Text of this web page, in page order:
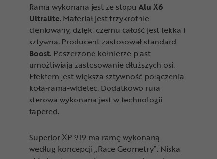
Rama wykonana jest ze stopu Alu X6
Ultralite. Materiał jest trzykrotnie
cieniowany, dzięki czemu całość jest lekka i
sztywna. Producent zastosował standard
Boost. Poszerzone kołnierze piast
umożliwiają zastosowanie dłuższych osi.
Efektem jest większa sztywność połączenia
koła-rama-widelec. Dodatkowo rura
sterowa wykonana jest w technologii
tapered.
Superior XP 919 ma ramę wykonaną
według koncepcji „Race Geometry”. Niska